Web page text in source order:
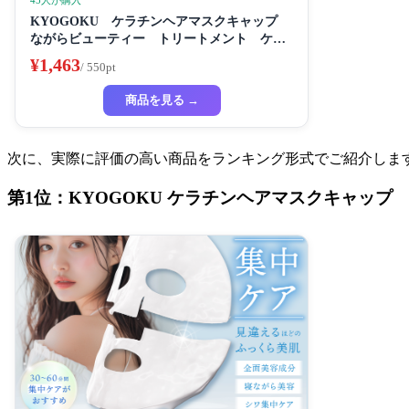
KYOGOKU ケラチンヘアマスクキャップ
ながらビューティー トリートメント ケラ
チン 保湿
¥1,463/ 550pt
商品を見る →
次に、実際に評価の高い商品をランキング形式でご紹介しま
第1位：KYOGOKU ケラチンヘアマスクキャップ